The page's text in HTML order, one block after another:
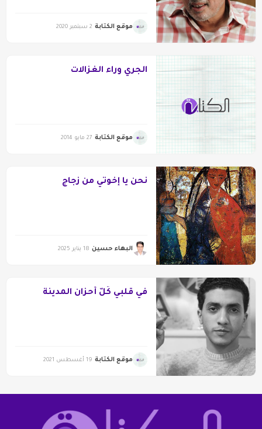
موقع الكتابة 2 سبتمبر 2020
الجري وراء الغزالات
موقع الكتابة 27 مايو 2014
نحن يا إخوتي من زجاج
البهاء حسين 18 يناير 2025
في قلبي كُلّ أحزان المدينة
موقع الكتابة 19 أغسطس 2021